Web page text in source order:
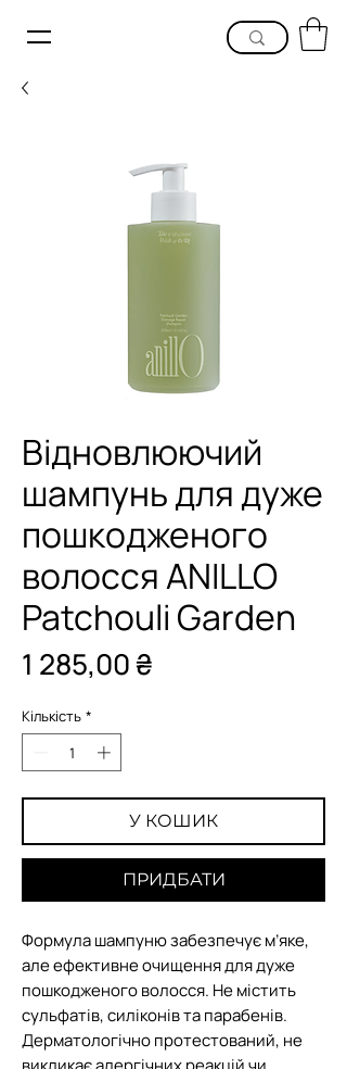
Відновлюючий
шампунь для дуже
пошкодженого
волосся ANILLO
Patchouli Garden
1 285,00 ₴
Кількість *
У КОШИК
ПРИДБАТИ
Формула шампуню забезпечує м’яке,
але ефективне очищення для дуже
пошкодженого волосся. Не містить
сульфатів, силіконів та парабенів.
Дерматологічно протестований, не